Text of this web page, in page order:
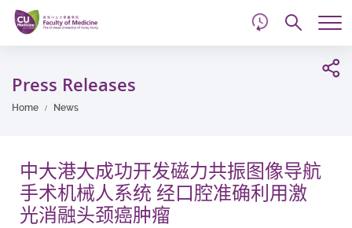
Skip
main
content
Press Releases
Home News
中大港大成功开发磁力共振图像导航
手术机械人系统 经口腔准确利用激
光消融头颈癌肿瘤